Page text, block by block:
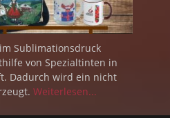
Sublimationsdruck
von Spezialtinten in
Dadurch wird ein nicht
Weiterlesen...